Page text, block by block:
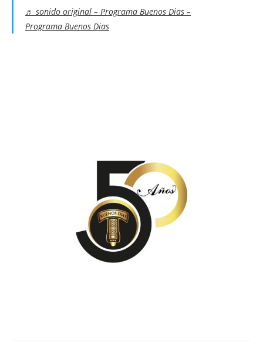
♬ sonido original – Programa Buenos Dias –
Programa Buenos Dias